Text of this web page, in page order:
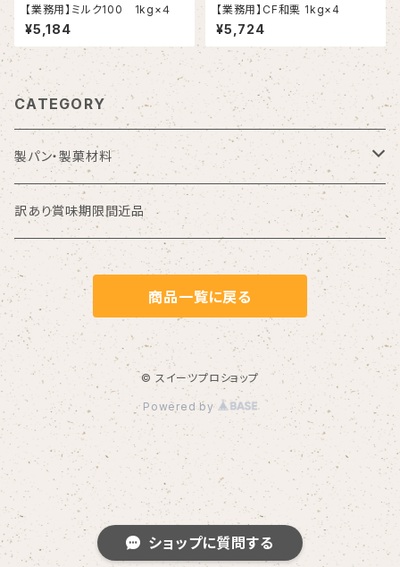
ショップに質問する
【業務用】ミルク100 1kg×４
¥5,184
【業務用】CF和栗 1kg×4
¥5,724
CATEGORY
製パン・製菓材料
フラワーペースト
油脂加工食品
ジャム・ゼリー
カレー
訳あり賞味期限間近品
商品一覧に戻る
© スイーツプロショップ
Powered by